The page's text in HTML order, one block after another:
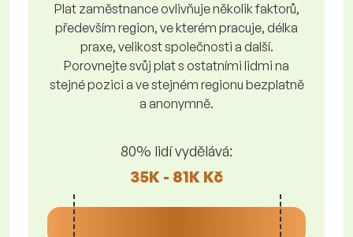
Plat zaměstnance ovlivňuje několik faktorů,
především region, ve kterém pracuje, délka
praxe, velikost společnosti a další.
Porovnejte svůj plat s ostatními lidmi na
stejné pozici a ve stejném regionu bezplatně
a anonymně.
80% lidí vydělává:
35K - 81K Kč